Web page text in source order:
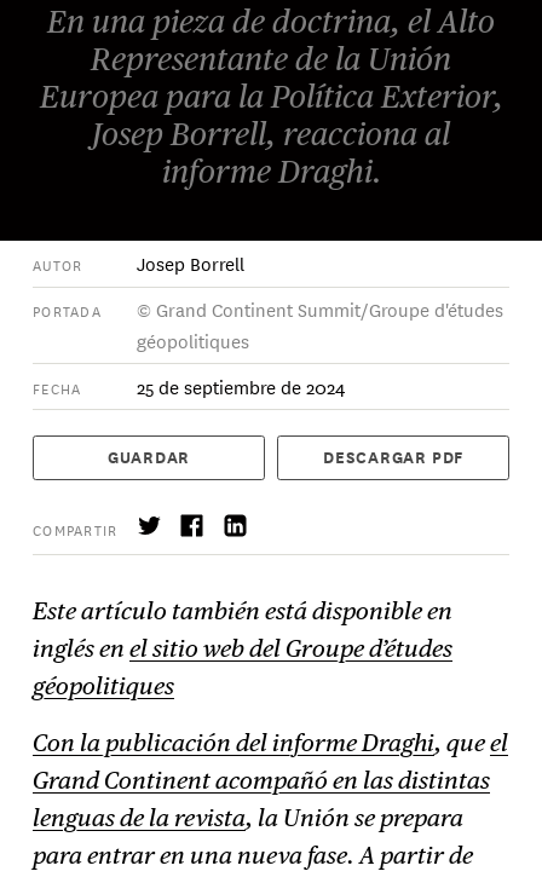
En una pieza de doctrina, el Alto
Representante de la Unión
Europea para la Política Exterior,
Josep Borrell, reacciona al
informe Draghi.
AUTOR Josep Borrell
PORTADA
© Grand Continent Summit/Groupe d'études
géopolitiques
FECHA 25 de septiembre de 2024
GUARDAR DESCARGAR PDF
COMPARTIR
→ Suscríbase
Este artículo también está disponible en
inglés enel sitio web del Groupe d’études
géopolitiques
Con la publicación del informe Draghi, queel
Grand Continent acompañó en las distintas
lenguas de la revista, la Unión se prepara
para entrar en una nueva fase. A partir de